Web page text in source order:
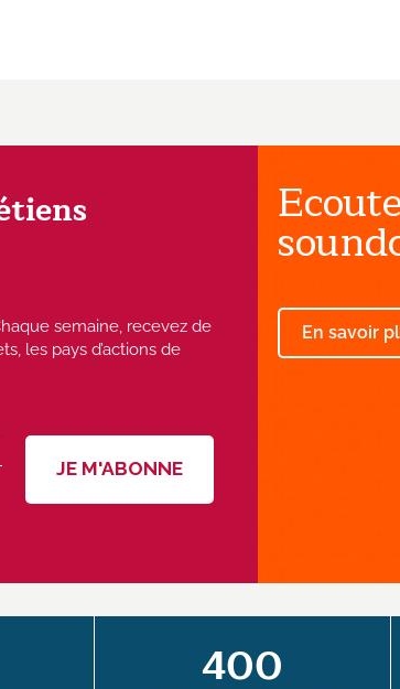
semaine, recevez de
les pays d’actions de
En savoir
400